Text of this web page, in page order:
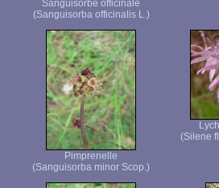
Sanguisorbe officinale
(Sanguisorba officinalis L.)
Pimprenelle
(Sanguisorba minor Scop.)
(Silene